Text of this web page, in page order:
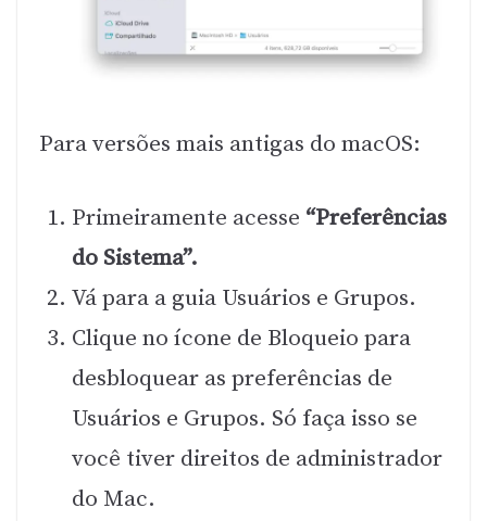
Para versões mais antigas do macOS:
Primeiramente acesse “Preferências
do Sistema”.
Vá para a guia Usuários e Grupos.
Clique no ícone de Bloqueio para
desbloquear as preferências de
Usuários e Grupos. Só faça isso se
você tiver direitos de administrador
do Mac.